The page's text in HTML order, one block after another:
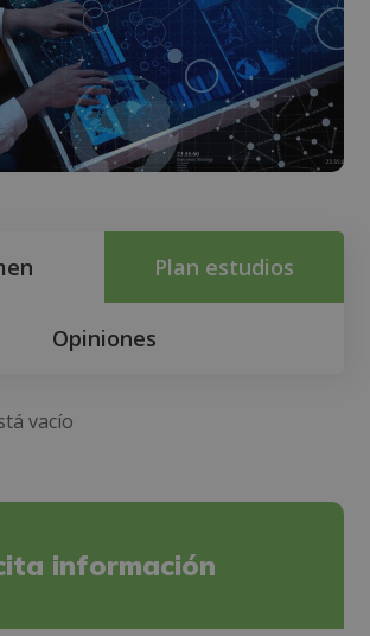
Plan estudios
Opiniones
vacío
información